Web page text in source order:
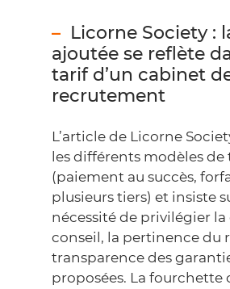
Licorne Society :
ajoutée se reflète
tarif d’un cabinet
recrutement
L’article de Licorne
les différents modèles
(paiement au succès,
plusieurs tiers) et insiste
nécessité de privilégier
conseil, la pertinence du
transparence des
proposées. La fourchette